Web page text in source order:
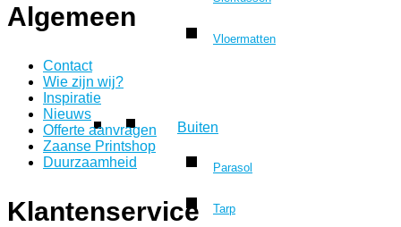
Vloermatten
Buiten
Parasol
Tarp
Algemeen
Contact
Wie zijn wij?
Inspiratie
Nieuws
Offerte aanvragen
Zaanse Printshop
Duurzaamheid
Klantenservice